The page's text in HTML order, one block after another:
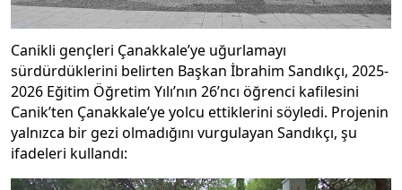
Canikli gençleri Çanakkale’ye uğurlamayı
sürdürdüklerini belirten Başkan İbrahim Sandıkçı, 2025-
2026 Eğitim Öğretim Yılı’nın 26’ncı öğrenci kafilesini
Canik’ten Çanakkale’ye yolcu ettiklerini söyledi. Projenin
yalnızca bir gezi olmadığını vurgulayan Sandıkçı, şu
ifadeleri kullandı: